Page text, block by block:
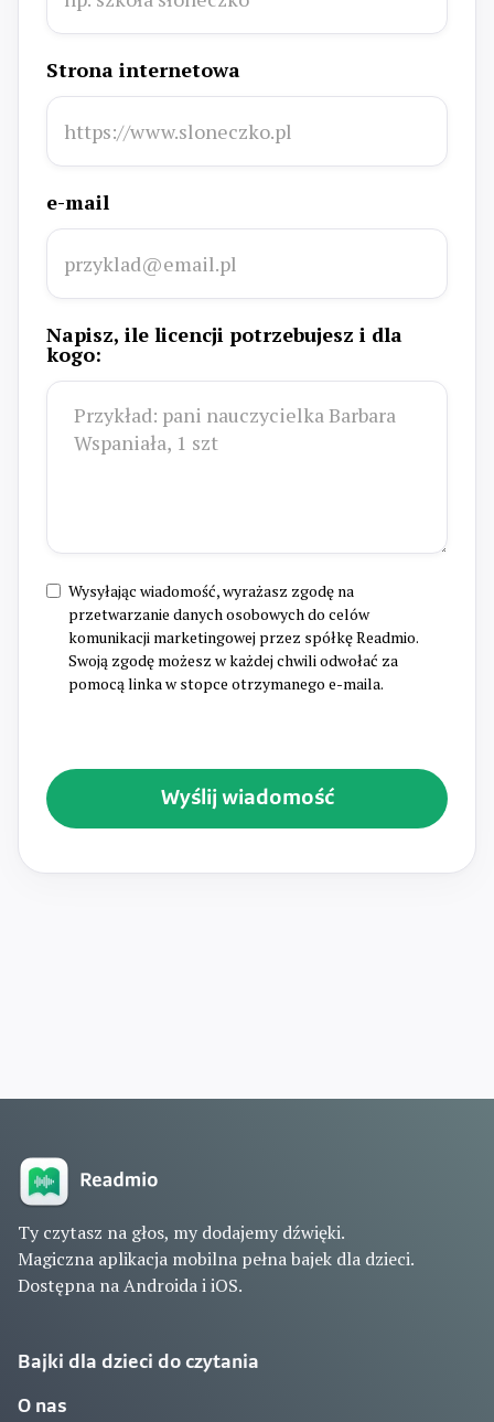
Strona internetowa
e-mail
Napisz, ile licencji potrzebujesz i dla
kogo:
Wysyłając wiadomość, wyrażasz zgodę na
przetwarzanie danych osobowych do celów
komunikacji marketingowej przez spółkę Readmio.
Swoją zgodę możesz w każdej chwili odwołać za
pomocą linka w stopce otrzymanego e-maila.
Ty czytasz na głos, my dodajemy dźwięki.
Magiczna aplikacja mobilna pełna bajek dla dzieci.
Dostępna na Androida i iOS.
Bajki dla dzieci do czytania
O nas